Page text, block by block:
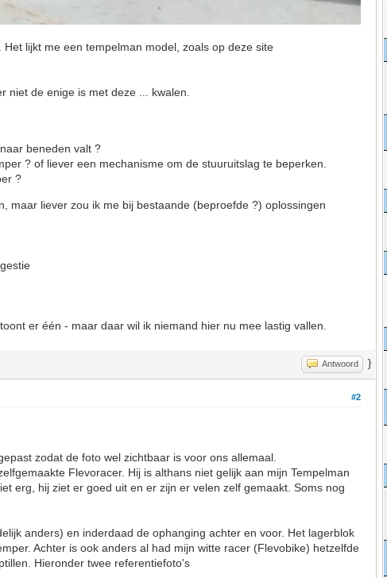
lijkt me een tempelman model, zoals op deze site
niet de enige is met deze ... kwalen.
beneden valt ?
? of liever een mechanisme om de stuuruitslag te beperken.
?
maar liever zou ik me bij bestaande (beproefde ?) oplossingen
er één - maar daar wil ik niemand hier nu mee lastig vallen.
Antwoord }
#2
zodat de foto wel zichtbaar is voor ons allemaal.
Flevoracer. Hij is althans niet gelijk aan mijn Tempelman
erg, hij ziet er goed uit en er zijn er velen zelf gemaakt. Soms nog
anders) en inderdaad de ophanging achter en voor. Het lagerblok
Achter is ook anders al had mijn witte racer (Flevobike) hetzelfde
Hieronder twee referentiefoto's